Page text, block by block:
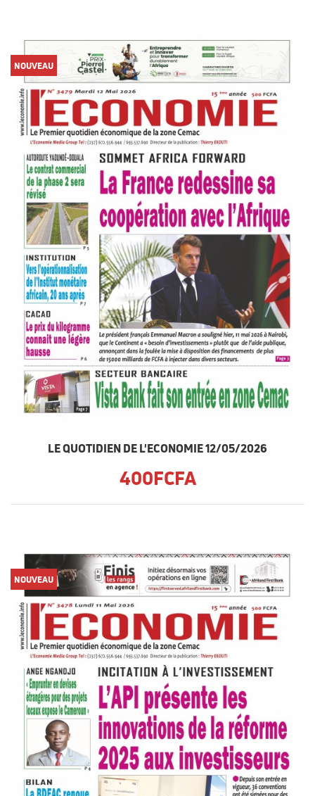
NOUVEAU
LE QUOTIDIEN DE L'ECONOMIE 12/05/2026
400FCFA
NOUVEAU